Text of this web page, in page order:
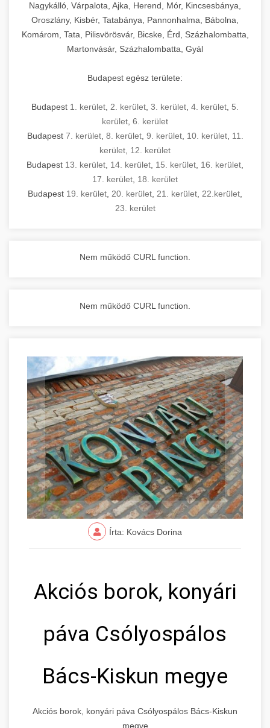
Nagykálló, Várpalota, Ajka, Herend, Mór, Kincsesbánya,
Oroszlány, Kisbér, Tatabánya, Pannonhalma, Bábolna,
Komárom, Tata, Pilisvörösvár, Bicske, Érd, Százhalombatta,
Martonvásár, Százhalombatta, Gyál
Budapest egész területe:
Budapest 1. kerület 2. kerület 3. kerület 4. kerület 5.
kerület 6. kerület
Budapest 7. kerület, 8. kerület, 9. kerület, 10. kerület, 11.
kerület 12. kerület
Budapest 13. kerület 14. kerület 15. kerület 16. kerület
17. kerület 18. kerület
Budapest 19. kerület 20. kerület 21. kerület 22.kerület
23. kerület
Nem működő CURL function.
Nem működő CURL function.
Írta: Kovács Dorina
Akciós borok, konyári
páva Csólyospálos
Bács-Kiskun megye
Akciós borok, konyári páva Csólyospálos Bács-Kiskun
megye